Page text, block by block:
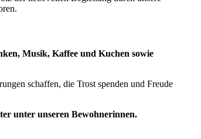
Musik, Kaffee und Kuchen sowie
schaffen, die Trost spenden und Freude
unter unseren Bewohnerinnen.